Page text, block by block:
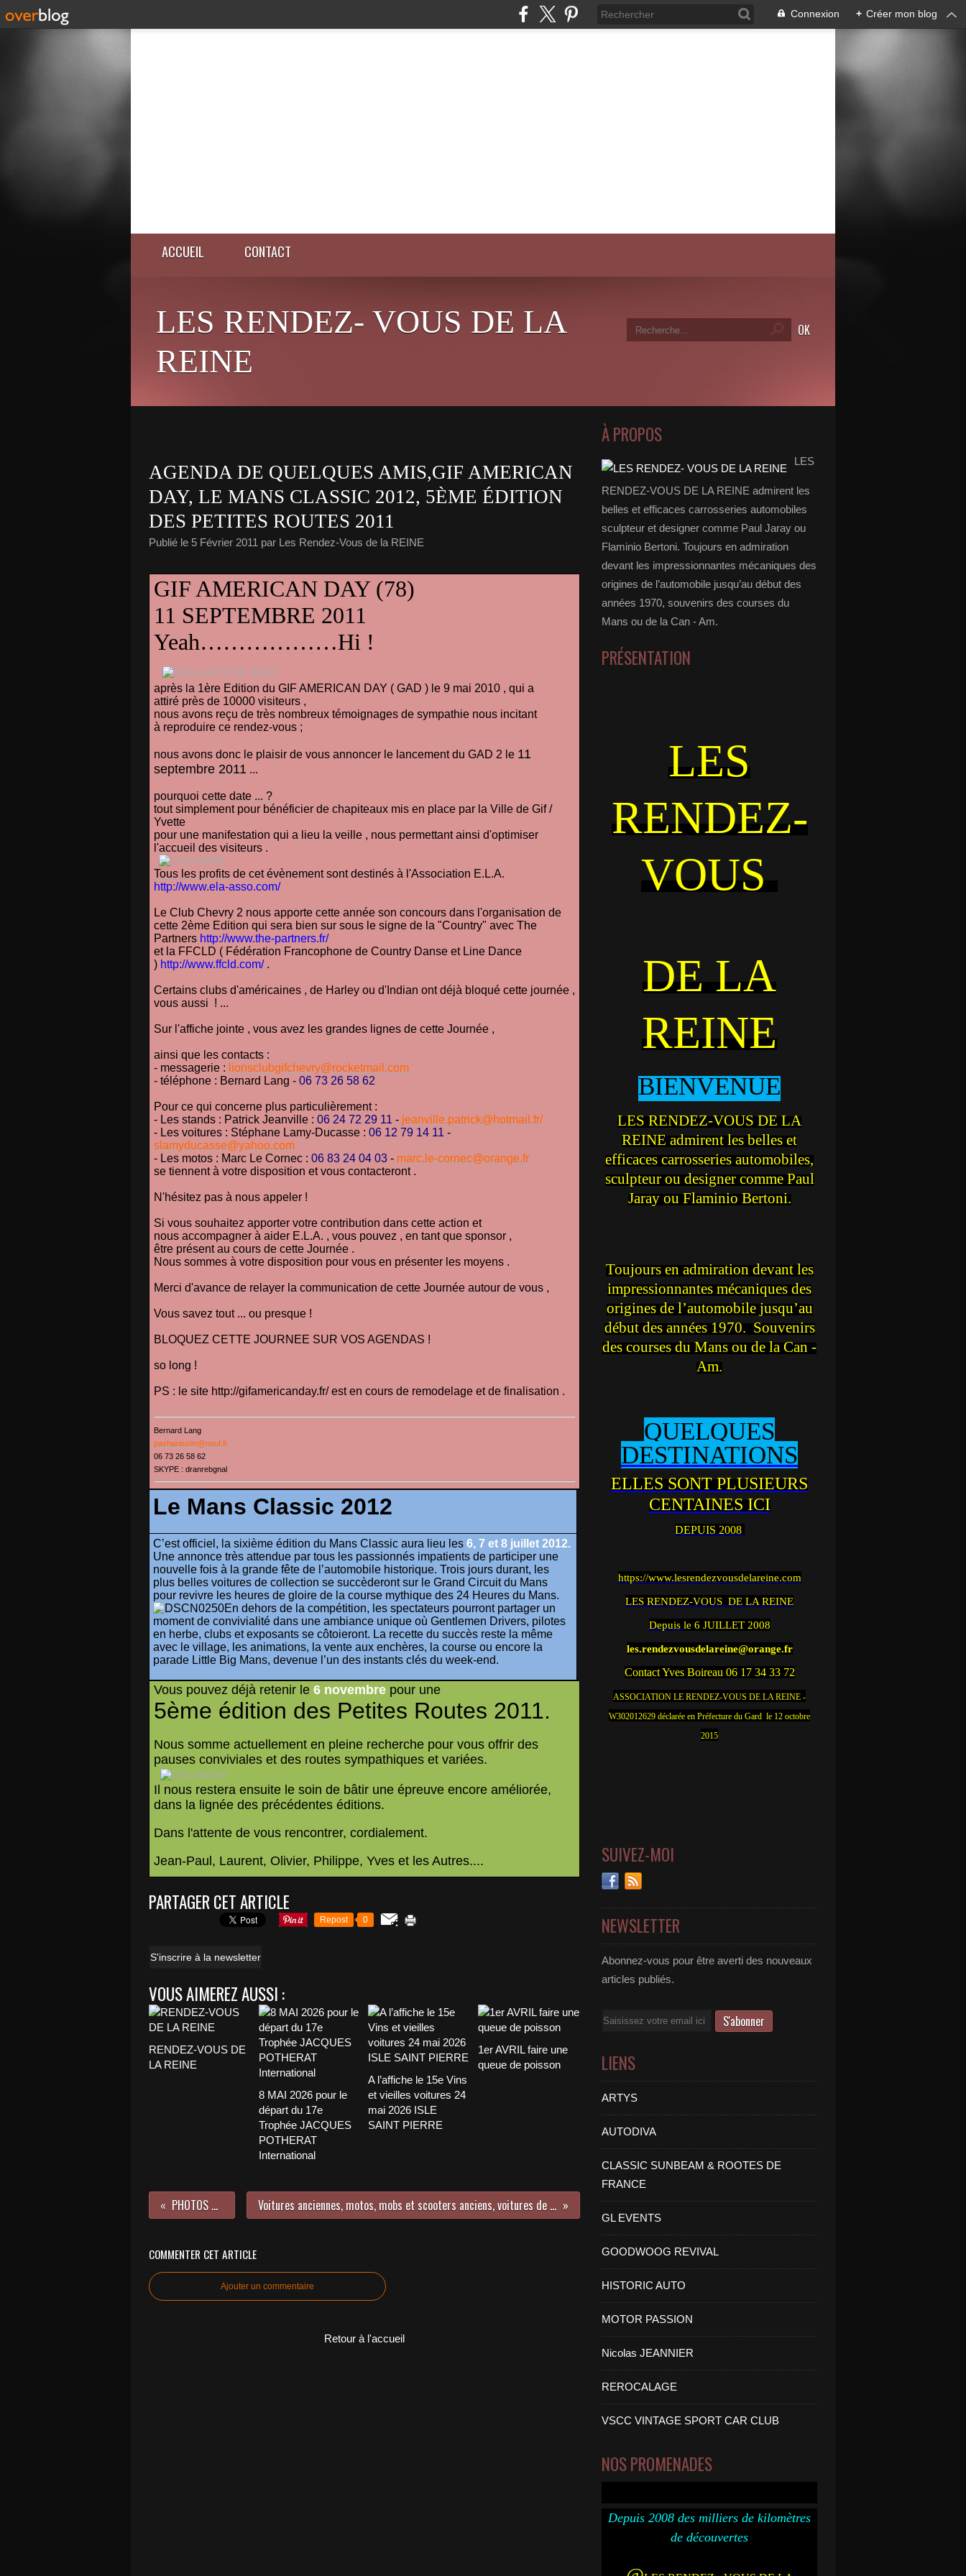
Connexion + Créer mon blog
ACCUEIL CONTACT
LES RENDEZ- VOUS DE LA
REINE
AGENDA DE QUELQUES AMIS,GIF AMERICAN
DAY, LE MANS CLASSIC 2012, 5ÈME ÉDITION
DES PETITES ROUTES 2011
Publié le 5 Février 2011 par Les Rendez-Vous de la REINE
GIF AMERICAN DAY (78)
11 SEPTEMBRE 2011
Yeah………………Hi !
après la 1ère Edition du GIF AMERICAN DAY ( GAD ) le 9 mai 2010 , qui a
attiré près de 10000 visiteurs ,
nous avons reçu de très nombreux témoignages de sympathie nous incitant
à reproduire ce rendez-vous ;
nous avons donc le plaisir de vous annoncer le lancement du GAD 2 le 11
septembre 2011 ...
pourquoi cette date ... ?
tout simplement pour bénéficier de chapiteaux mis en place par la Ville de Gif /
Yvette
pour une manifestation qui a lieu la veille , nous permettant ainsi d'optimiser
l'accueil des visiteurs .
Tous les profits de cet évènement sont destinés à l'Association E.L.A.
http://www.ela-asso.com/
Le Club Chevry 2 nous apporte cette année son concours dans l'organisation de
cette 2ème Edition qui sera bien sur sous le signe de la "Country" avec The
Partners http://www.the-partners.fr/
et la FFCLD ( Fédération Francophone de Country Danse et Line Dance
) http://www.ffcld.com/.
Certains clubs d'américaines , de Harley ou d'Indian ont déjà bloqué cette journée ,
vous aussi ! ...
Sur l'affiche jointe , vous avez les grandes lignes de cette Journée ,
ainsi que les contacts :
- messagerie : lionsclubgifchevry@rocketmail.com
- téléphone : Bernard Lang - 06 73 26 58 62
Pour ce qui concerne plus particulièrement :
- Les stands : Patrick Jeanville : 06 24 72 29 11 - jeanville.patrick@hotmail.fr/
- Les voitures : Stéphane Lamy-Ducasse : 06 12 79 14 11 -
slamyducasse@yahoo.com
- Les motos : Marc Le Cornec : 06 83 24 04 03 - marc.le-cornec@orange.fr
se tiennent à votre disposition et vous contacteront .
N'hésitez pas à nous appeler !
Si vous souhaitez apporter votre contribution dans cette action et
nous accompagner à aider E.L.A. , vous pouvez , en tant que sponsor ,
être présent au cours de cette Journée .
Nous sommes à votre disposition pour vous en présenter les moyens .
Merci d'avance de relayer la communication de cette Journée autour de vous ,
Vous savez tout ... ou presque !
BLOQUEZ CETTE JOURNEE SUR VOS AGENDAS !
so long !
PS : le site http://gifamericanday.fr/est en cours de remodelage et de finalisation .
Bernard Lang
pashanissim@neuf.fr
06 73 26 58 62
SKYPE : dranrebgnal
Le Mans Classic 2012
C’est officiel, la sixième édition du Mans Classic aura lieu les 6, 7 et 8 juillet 2012.
Une annonce très attendue par tous les passionnés impatients de participer une
nouvelle fois à la grande fête de l’automobile historique. Trois jours durant, les
plus belles voitures de collection se succèderont sur le Grand Circuit du Mans
pour revivre les heures de gloire de la course mythique des 24 Heures du Mans.
En dehors de la compétition, les spectateurs pourront partager un
moment de convivialité dans une ambiance unique où Gentlemen Drivers, pilotes
en herbe, clubs et exposants se côtoieront. La recette du succès reste la même
avec le village, les animations, la vente aux enchères, la course ou encore la
parade Little Big Mans, devenue l’un des instants clés du week-end.
Vous pouvez déjà retenir le 6 novembrepour une
5ème édition des Petites Routes 2011.
Nous somme actuellement en pleine recherche pour vous offrir des
pauses conviviales et des routes sympathiques et variées.
Il nous restera ensuite le soin de bâtir une épreuve encore améliorée,
dans la lignée des précédentes éditions.
Dans l'attente de vous rencontrer, cordialement.
Jean-Paul, Laurent, Olivier, Philippe, Yves et les Autres....
PARTAGER CET ARTICLE
Repost 0
S'inscrire à la newsletter
VOUS AIMEREZ AUSSI :
RENDEZ-VOUS DE
LA REINE
8 MAI 2026 pour le
départ du 17e
Trophée JACQUES
POTHERAT
International
A l’affiche le 15e Vins
et vieilles voitures 24
mai 2026 ISLE
SAINT PIERRE
1er AVRIL faire une
queue de poisson
PHOTOS RETROMOBILE 2011 Voitures anciennes, motos, mobs et scooters anciens, voitures de prestige ou exceptionnelles, c'est à Rambouillet (78), les Rendez-Vous de la REINE
COMMENTER CET ARTICLE
Ajouter un commentaire
Retour à l'accueil
À PROPOS
LES
RENDEZ-VOUS DE LA REINE admirent les
belles et efficaces carrosseries automobiles
sculpteur et designer comme Paul Jaray ou
Flaminio Bertoni. Toujours en admiration
devant les impressionnantes mécaniques des
origines de l’automobile jusqu’au début des
années 1970, souvenirs des courses du
Mans ou de la Can - Am.
PRÉSENTATION
LES
RENDEZ-
VOUS
DE LA
REINE
BIENVENUE
LES RENDEZ-VOUS DE LA
REINE admirent les belles et
efficaces carrosseries automobiles,
sculpteur ou designer comme Paul
Jaray ou Flaminio Bertoni.
Toujours en admiration devant les
impressionnantes mécaniques des
origines de l’automobile jusqu’au
début des années 1970. Souvenirs
des courses du Mans ou de la Can -
Am.
QUELQUES
DESTINATIONS
ELLES SONT PLUSIEURS
CENTAINES ICI
DEPUIS 2008
https://www.lesrendezvousdelareine.com
LES RENDEZ-VOUS DE LA REINE
Depuis le 6 JUILLET 2008
les.rendezvousdelareine@orange.fr
Contact Yves Boireau 06 17 34 33 72
ASSOCIATION LE RENDEZ-VOUS DE LA REINE -
W302012629 déclarée en Préfecture du Gard le 12 octobre
2015
SUIVEZ-MOI
NEWSLETTER
Abonnez-vous pour être averti des nouveaux
articles publiés.
Email
LIENS
ARTYS
AUTODIVA
CLASSIC SUNBEAM & ROOTES DE
FRANCE
GL EVENTS
GOODWOOG REVIVAL
HISTORIC AUTO
MOTOR PASSION
Nicolas JEANNIER
REROCALAGE
VSCC VINTAGE SPORT CAR CLUB
NOS PROMENADES
Depuis 2008 des milliers de kilomètres
de découvertes